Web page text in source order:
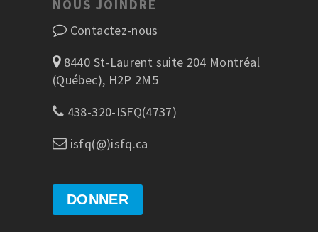
NOUS JOINDRE
Contactez-nous
8440 St-Laurent suite 204 Montréal
(Québec), H2P 2M5
438-320-ISFQ(4737)
isfq(@)isfq.ca
DONNER